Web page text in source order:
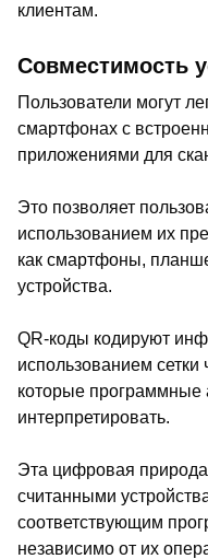
клиентам.
Совместимость
Пользователи могут
смартфонах с
приложениями для
Это позволяет
использованием их
как смартфоны,
устройства.
QR-коды кодируют
использованием
которые программные
интерпретировать.
Эта цифровая
считанными
соответствующим
независимо от их